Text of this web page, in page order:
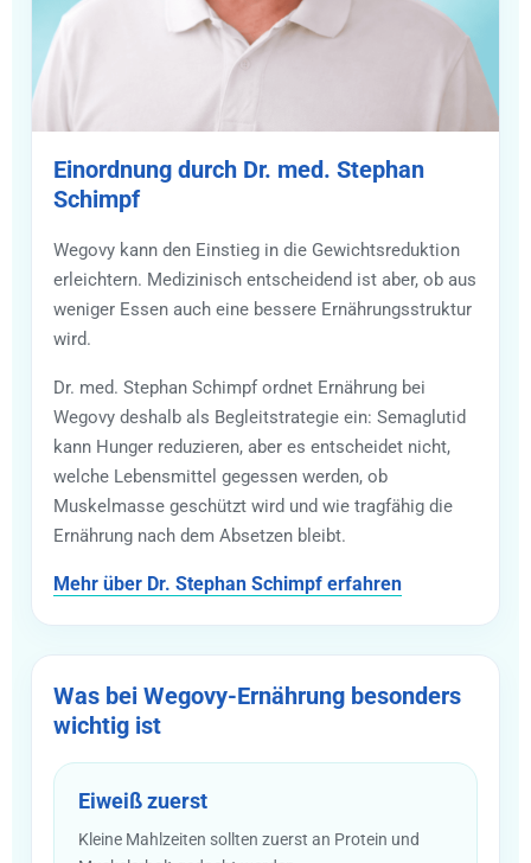
Einordnung durch Dr. med. Stephan
Schimpf
Wegovy kann den Einstieg in die Gewichtsreduktion
erleichtern. Medizinisch entscheidend ist aber, ob aus
weniger Essen auch eine bessere Ernährungsstruktur
wird.
Dr. med. Stephan Schimpf ordnet Ernährung bei
Wegovy deshalb als Begleitstrategie ein: Semaglutid
kann Hunger reduzieren, aber es entscheidet nicht,
welche Lebensmittel gegessen werden, ob
Muskelmasse geschützt wird und wie tragfähig die
Ernährung nach dem Absetzen bleibt.
Mehr über Dr. Stephan Schimpf erfahren
Was bei Wegovy-Ernährung besonders
wichtig ist
Eiweiß zuerst
Kleine Mahlzeiten sollten zuerst an Protein und